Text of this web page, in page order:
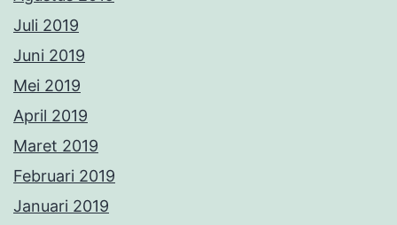
Juli 2019
Juni 2019
Mei 2019
April 2019
Maret 2019
Februari 2019
Januari 2019